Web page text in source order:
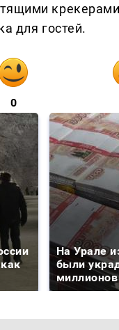
для гостей.
0
На Урале
были